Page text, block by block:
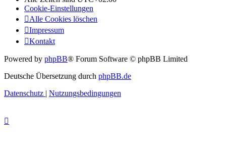
Cookie-Einstellungen
Alle Cookies löschen
Impressum
Kontakt
Powered by phpBB® Forum Software © phpBB Limited
Deutsche Übersetzung durch phpBB.de
Datenschutz | Nutzungsbedingungen